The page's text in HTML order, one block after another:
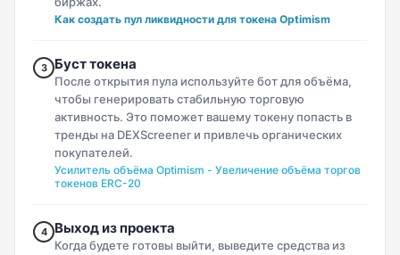
Как создать пул ликвидности для токена Optimism
3 Буст токена
После открытия пула используйте бот для объёма,
чтобы генерировать стабильную торговую
активность. Это поможет вашему токену попасть в
тренды на DEXScreener и привлечь органических
покупателей.
Усилитель объёма Optimism - Увеличение объёма торгов
токенов ERC-20
4 Выход из проекта
Когда будете готовы выйти, выведите средства из